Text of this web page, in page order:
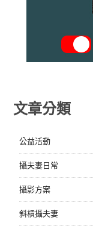
文章分類
公益活動
攝夫妻日常
攝影方案
斜槓攝夫妻